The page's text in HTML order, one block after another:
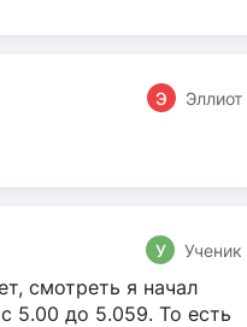
Э Эллиот
У Ученик
смотреть я начал
5.00 до 5.059. То есть